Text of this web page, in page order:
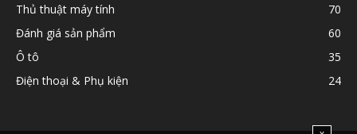
Thủ thuật máy tính
70
Đánh giá sản phẩm
60
Ô tô
35
Điện thoại & Phụ kiện
24